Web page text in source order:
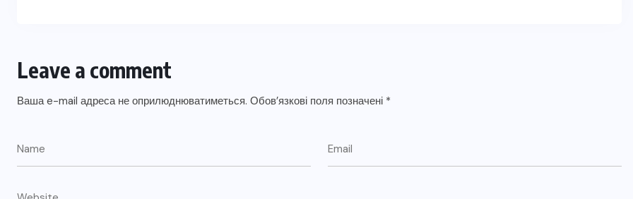
Leave a comment
Ваша e-mail адреса не оприлюднюватиметься. Обов’язкові поля позначені *